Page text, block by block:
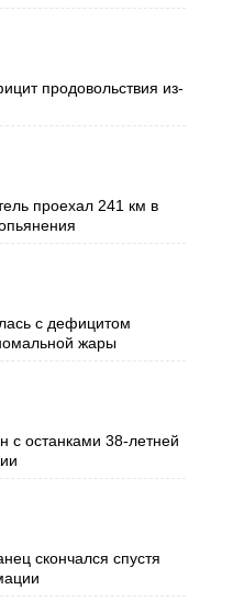
продовольствия из-
проехал 241 км в
с дефицитом
жары
с останками 38-летней
скончался спустя